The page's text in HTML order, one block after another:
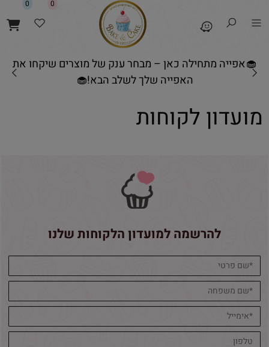
🧁אפייה מתחילה כאן – מבחר ענק של מוצרים שיקחו את
האפייה שלך לשלב הבא!🧁
0 0
מועדון לקוחות
להרשמה למועדון הלקוחות שלנו